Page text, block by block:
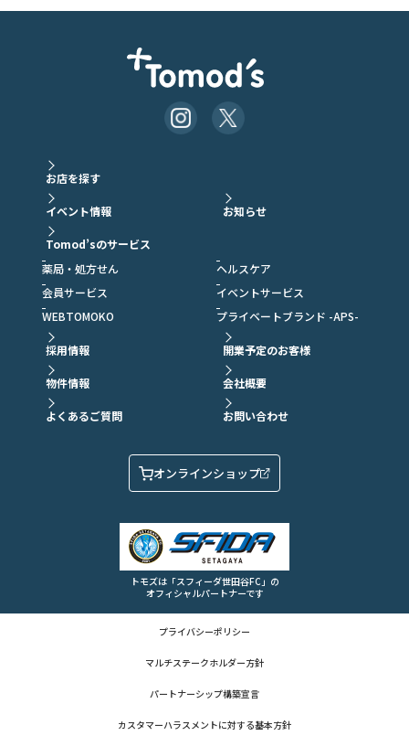
お店を探す
イベント情報 お知らせ
Tomod’sのサービス
薬局・処方せん
ヘルスケア
会員サービス
イベントサービス
WEBTOMOKO
プライベートブランド -APS-
採用情報 開業予定のお客様
物件情報 会社概要
よくあるご質問 お問い合わせ
オンラインショップ
トモズは「スフィーダ世田谷FC」の
オフィシャルパートナーです
プライバシーポリシー
マルチステークホルダー方針
パートナーシップ構築宣言
カスタマーハラスメントに対する基本方針